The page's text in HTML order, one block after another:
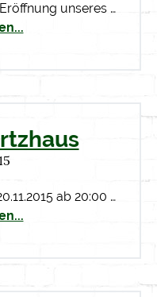
unseres …
ab 20:00 …